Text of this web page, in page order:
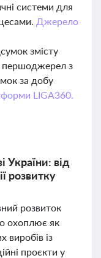
системи для
Джерело
змісту
першоджерел з
за добу
LIGA360.
від
розвитку
розвиток
охоплює як
виробів із
проєкти у